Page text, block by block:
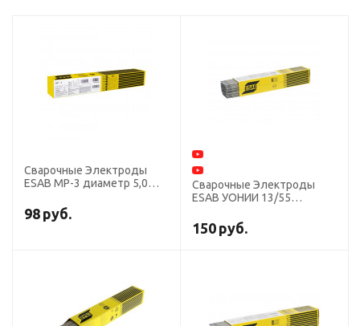
Сварочные Электроды
ESAB МР-3 диаметр 5,0
98 руб.
Сварочные Электроды
ESAB УОНИИ 13/55
кг
150 руб.